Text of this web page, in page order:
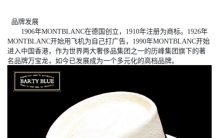
品牌发展
1906年MONTBLANC在德国创立，1910年注册为商标。1926年
MONTBLANC开始用飞机为自己打广告，1990年MONTBLANC开始
进入中国香港，作为世界两大奢侈品集团之一的历峰集团旗下的著
名品牌万宝龙，如今已发展成为一个多元化的高档品牌。